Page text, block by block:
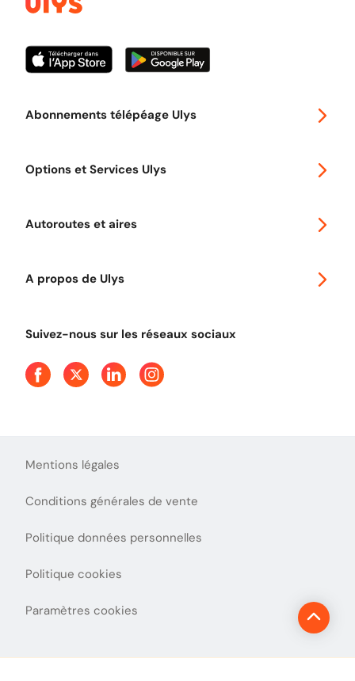
Abonnements télépéage Ulys
Options et Services Ulys
Autoroutes et aires
A propos de Ulys
Presse
Suivez-nous sur les réseaux sociaux
Mentions légales
Conditions générales de vente
Politique données personnelles
Politique cookies
Paramètres cookies